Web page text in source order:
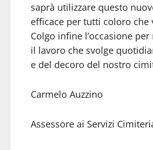
saprà utilizzare questo
efficace per tutti coloro
Colgo infine l’occasione
il lavoro che svolge
e del decoro del nostro
Carmelo Auzzino
Assessore ai Servizi